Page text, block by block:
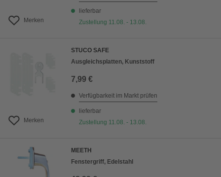
Merken
lieferbar
Zustellung 11.08. - 13.08.
Merken
STUCO SAFE
Ausgleichsplatten, Kunststoff
7,99 €
Verfügbarkeit im Markt prüfen
lieferbar
Zustellung 11.08. - 13.08.
MEETH
Fenstergriff, Edelstahl